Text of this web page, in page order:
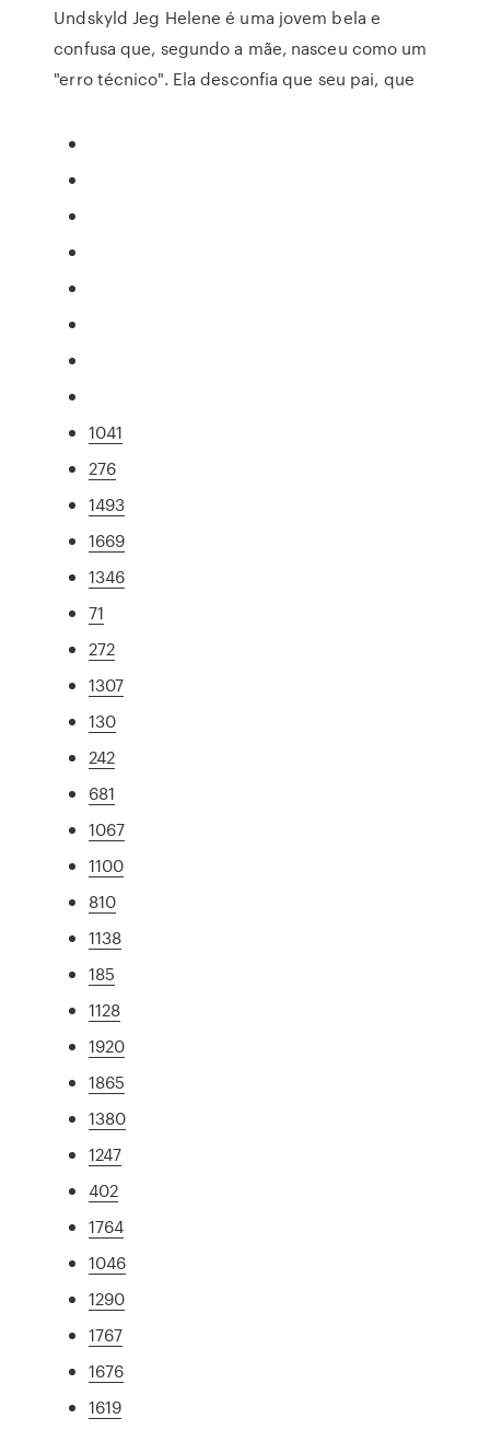
Undskyld Jeg Helene é uma jovem bela e
confusa que, segundo a mãe, nasceu como um
"erro técnico". Ela desconfia que seu pai, que
1041
276
1493
1669
1346
71
272
1307
130
242
681
1067
1100
810
1138
185
1128
1920
1865
1380
1247
402
1764
1046
1290
1767
1676
1619